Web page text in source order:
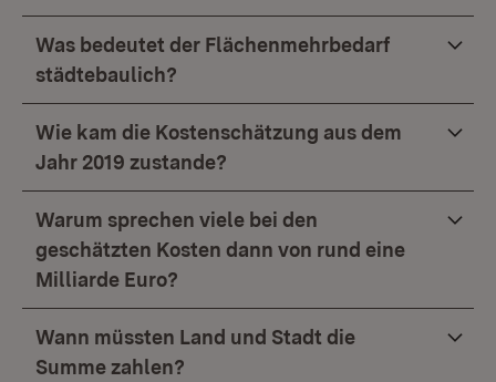
Was bedeutet der Flächenmehrbedarf
städtebaulich?
Wie kam die Kostenschätzung aus dem
Jahr 2019 zustande?
Warum sprechen viele bei den
geschätzten Kosten dann von rund eine
Milliarde Euro?
Wann müssten Land und Stadt die
Summe zahlen?